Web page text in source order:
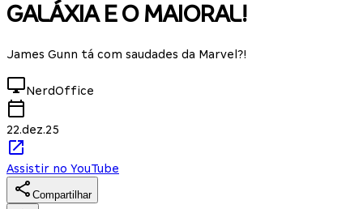
GALÁXIA E O MAIORAL!
James Gunn tá com saudades da Marvel?!
NerdOffice
22.dez.25
Assistir no YouTube
Compartilhar